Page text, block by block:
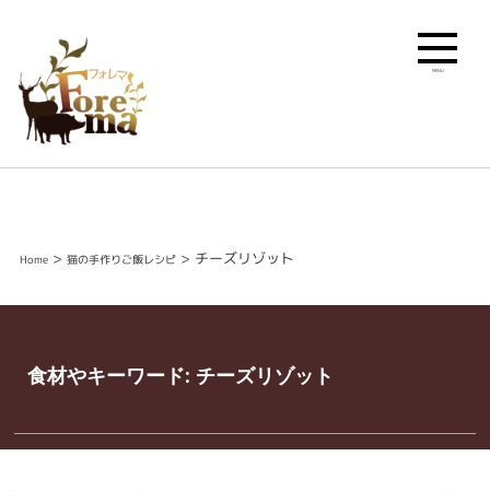
Home> 猫の手作りご飯レシピ> チーズリゾット
食材やキーワード: チーズリゾット
MENU